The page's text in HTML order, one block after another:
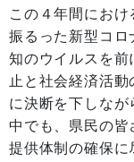
この４年間にお
振るった新型コロ
知のウイルスを前
止と社会経済活
に決断を下しなが
中でも、県民の皆
提供体制の確保に